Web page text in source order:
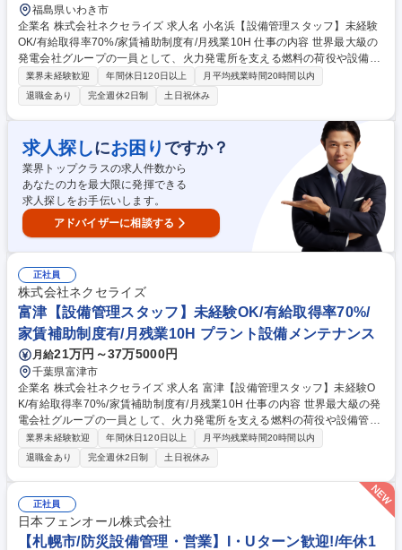
福島県いわき市
企業名 株式会社ネクセライズ 求人名 小名浜【設備管理スタッフ】未経験
OK/有給取得率70%/家賃補助制度有/月残業10H 仕事の内容 世界最大級の
発電会社グループの一員として、火力発電所を支える燃料の荷役や設備管
理をお任せいたします。充実した研修があるため、未経験でも安心してイ
ンフラを支えるプロを目指すことが可能です。 【具体的には】■発電用燃
料(LNG・石炭)の管理業務■各種設備の日常点検、定期点検、保守管理業
務■ガス導管の点検業務■その他、発電所運営に関わる付帯業務 【入社
後】入社は座学研修からスタートし、その後は先輩社員によるOJTで丁寧
に指導しますので、着実に知識と技術を習得できます。 募集職種 小名浜
【設備管理スタッフ】未経験OK/有給取得率70%/家賃補助制度有/月残業1
0H
業界未経験歓迎 年間休日120日以上
月平均残業時間20時間以内
退職金あり
完全週休2日制 土日祝休み
求人探しにお困り ですか？
業界トップクラスの求人件数から
あなたの力を最大限に発揮できる
求人探しをお手伝いします。
アドバイザーに相談する
正社員
株式会社ネクセライズ
富津【設備管理スタッフ】未経験OK/有給取得率70%/
家賃補助制度有/月残業10H プラント設備メンテナンス
月給21万円～37万5000円
千葉県富津市
企業名 株式会社ネクセライズ 求人名 富津【設備管理スタッフ】未経験O
K/有給取得率70%/家賃補助制度有/月残業10H 仕事の内容 世界最大級の発
電会社グループの一員として、火力発電所を支える燃料の荷役や設備管理
をお任せいたします。充実した研修があるため、未経験でも安心してイン
フラを支えるプロを目指すことが可能です。 【具体的には】■発電用燃料
(LNG・石炭)の管理業務■各種設備の日常点検、定期点検、保守管理業務■
ガス導管の点検業務■その他、発電所運営に関わる付帯業務 【入社後】入
社は座学研修からスタートし、その後は先輩社員によるOJTで丁寧に指導
しますので、着実に知識と技術を習得できます。 募集職種 富津【設備管
理スタッフ】未経験OK/有給取得率70%/家賃補助制度有/月残業10H
業界未経験歓迎 年間休日120日以上
月平均残業時間20時間以内
退職金あり
完全週休2日制 土日祝休み
正社員
日本フェンオール株式会社
【札幌市/防災設備管理・営業】I・Uターン歓迎!/年休1